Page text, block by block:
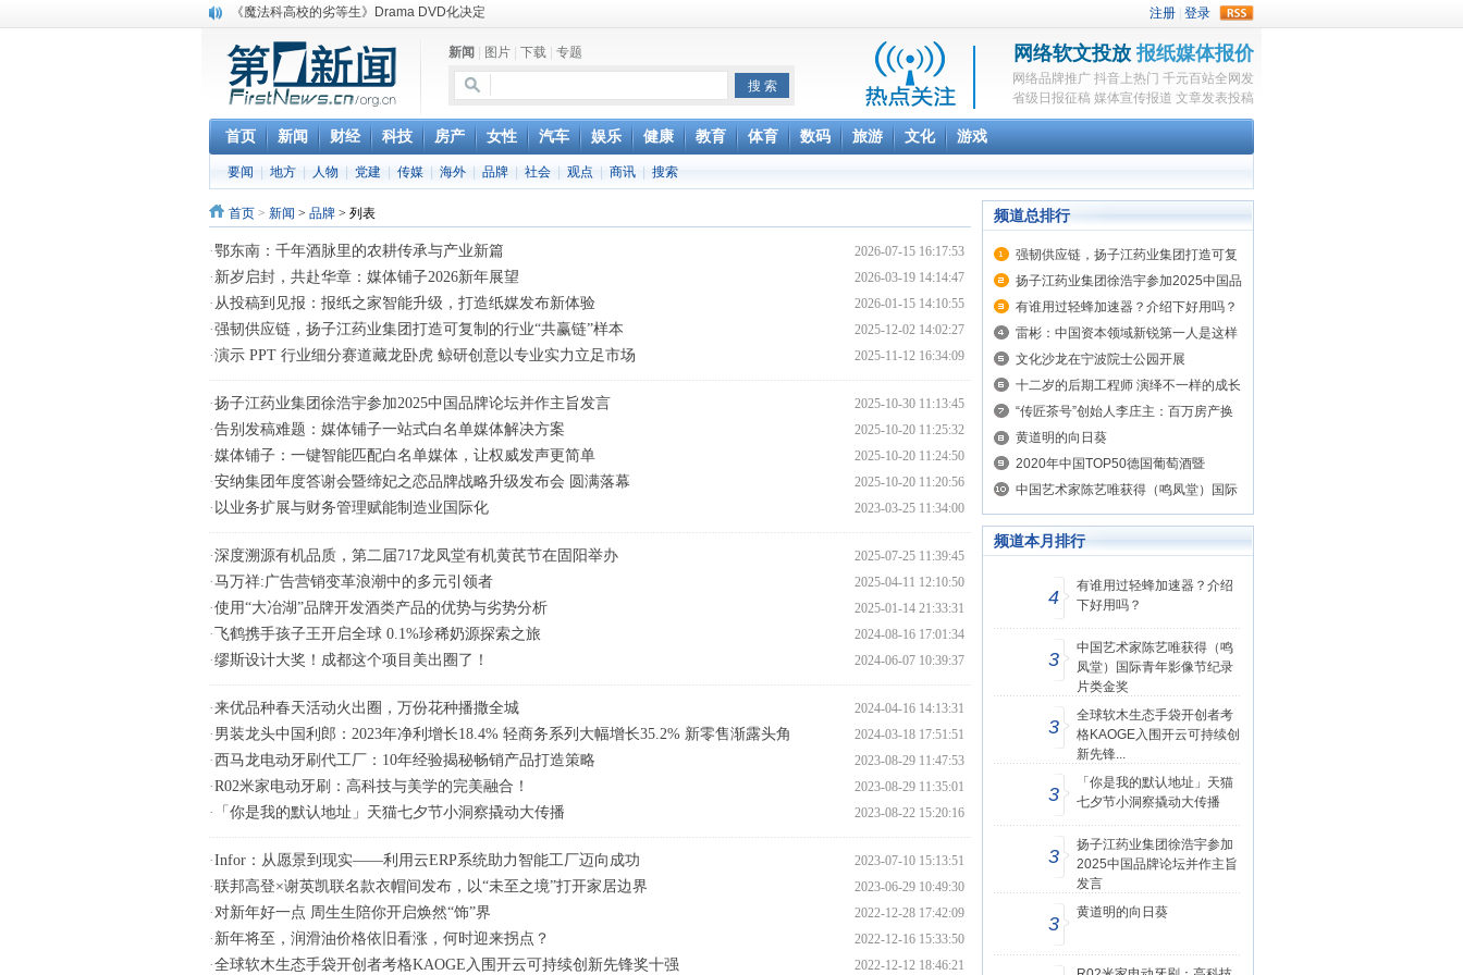
《魔法科高校的劣等生》Drama DVD化决定
消息称刘强东要求京东商城明年扭亏为盈
保健品也能吃出一身病? 康宝莱员工自揭多项家丑
煤价"跳水"电企利润"蹦高" 电煤联动亟待完善
苹果公司自建太阳能电厂为数据中心供电
吃饭、睡觉、黑人人？
网络电商和传统出版商的角逐：亚马逊停止接受Hachette所有图书订单
英国小猫因长得像希特勒遭袭 被扔垃圾左眼致盲
《中二病也想谈恋爱》女主角特报预告公开
新闻 图片 下载 专题 网络软文投放 报纸媒体报价
网络品牌推广 抖音上热门 千元百站全网发
省级日报征稿 媒体宣传报道 文章发表投稿
首页 新闻 财经 科技 房产 女性 汽车 娱乐 健康 教育 体育 数码 旅游 文化 游戏
要闻 地方 人物 党建 传媒 海外 品牌 社会 观点 商讯 搜索
首页 > 新闻 > 品牌 > 列表
2026-07-15 16:17:53
·鄂东南：千年酒脉里的农耕传承与产业新篇
2026-03-19 14:14:47
· 新岁启封，共赴华章：媒体铺子2026新年展望
2026-01-15 14:10:55
· 从投稿到见报：报纸之家智能升级，打造纸媒发布新体验
2025-12-02 14:02:27
·强韧供应链，扬子江药业集团打造可复制的行业“共赢链”样本
2025-11-12 16:34:09
·演示 PPT 行业细分赛道藏龙卧虎 鲸研创意以专业实力立足市场
2025-10-30 11:13:45
·扬子江药业集团徐浩宇参加2025中国品牌论坛并作主旨发言
2025-10-20 11:25:32
·告别发稿难题：媒体铺子一站式白名单媒体解决方案
2025-10-20 11:24:50
·媒体铺子：一键智能匹配白名单媒体，让权威发声更简单
2025-10-20 11:20:56
·安纳集团年度答谢会暨缔妃之恋品牌战略升级发布会 圆满落幕
2023-03-25 11:34:00
· 以业务扩展与财务管理赋能制造业国际化
2025-07-25 11:39:45
·深度溯源有机品质，第二届717龙凤堂有机黄芪节在固阳举办
2025-04-11 12:10:50
·马万祥:广告营销变革浪潮中的多元引领者
2025-01-14 21:33:31
·使用“大冶湖”品牌开发酒类产品的优势与劣势分析
2024-08-16 17:01:34
· 飞鹤携手孩子王开启全球 0.1%珍稀奶源探索之旅
2024-06-07 10:39:37
·缪斯设计大奖！成都这个项目美出圈了！
2024-04-16 14:13:31
·来优品种春天活动火出圈，万份花种播撒全城
2024-03-18 17:51:51
· 男装龙头中国利郎：2023年净利增长18.4% 轻商务系列大幅增长35.2% 新零售渐露头角
2023-08-29 11:47:53
· 西马龙电动牙刷代工厂：10年经验揭秘畅销产品打造策略
2023-08-29 11:35:01
·R02米家电动牙刷：高科技与美学的完美融合！
2023-08-22 15:20:16
· 「你是我的默认地址」天猫七夕节小洞察撬动大传播
2023-07-10 15:13:51
·Infor：从愿景到现实——利用云ERP系统助力智能工厂迈向成功
2023-06-29 10:49:30
·联邦高登×谢英凯联名款衣帽间发布，以“未至之境”打开家居边界
2022-12-28 17:42:09
·对新年好一点 周生生陪你开启焕然“饰”界
2022-12-16 15:33:50
· 新年将至，润滑油价格依旧看涨，何时迎来拐点？
2022-12-12 18:46:21
·全球软木生态手袋开创者考格KAOGE入围开云可持续创新先锋奖十强
频道总排行
强韧供应链，扬子江药业集团打造可复
制的行业“共赢链”样本
扬子江药业集团徐浩宇参加2025中国品
牌论坛并作主旨发言
有谁用过轻蜂加速器？介绍下好用吗？
雷彬：中国资本领域新锐第一人是这样
炼成的!
文化沙龙在宁波院士公园开展
十二岁的后期工程师 演绎不一样的成长
经历
“传匠茶号”创始人李庄主：百万房产换
好茶 猎茶五年险坠崖
黄道明的向日葵
2020年中国TOP50德国葡萄酒暨
TOP10德国黑皮诺评选结果揭晓！
中国艺术家陈艺唯获得（鸣凤堂）国际
青年影像节纪录片类金奖
频道本月排行
4
有谁用过轻蜂加速器？介绍
下好用吗？
3
中国艺术家陈艺唯获得（鸣
凤堂）国际青年影像节纪录
片类金奖
3
全球软木生态手袋开创者考
格KAOGE入围开云可持续创
新先锋...
3
「你是我的默认地址」天猫
七夕节小洞察撬动大传播
3
扬子江药业集团徐浩宇参加
2025中国品牌论坛并作主旨
发言
3
黄道明的向日葵